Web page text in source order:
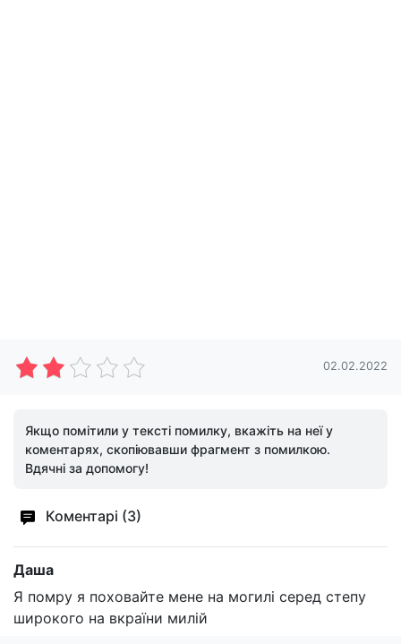
02.02.2022
Якщо помітили у тексті помилку, вкажіть на неї у
коментарях, скопіювавши фрагмент з помилкою.
Вдячні за допомогу!
Коментарі (3)
Даша
Я помру я поховайте мене на могилі серед степу
широкого на вкраїни милій